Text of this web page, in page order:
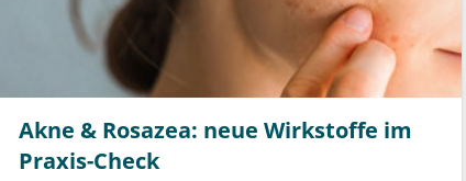
Akne & Rosazea: neue Wirkstoffe im
Praxis-Check